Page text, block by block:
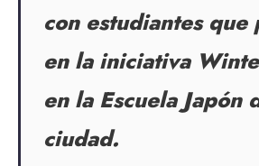
con estudiantes que
en la iniciativa
en la Escuela Japón
ciudad.